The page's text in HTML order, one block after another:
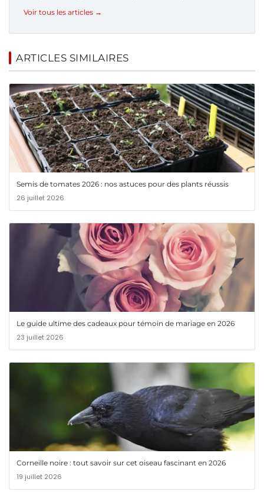
Voir tous les articles →
ARTICLES SIMILAIRES
Semis de tomates 2026 : nos astuces pour des plants réussis
26 juillet 2026
Le guide ultime des cadeaux pour témoin de mariage en 2026
23 juillet 2026
Corneille noire : tout savoir sur cet oiseau fascinant en 2026
19 juillet 2026